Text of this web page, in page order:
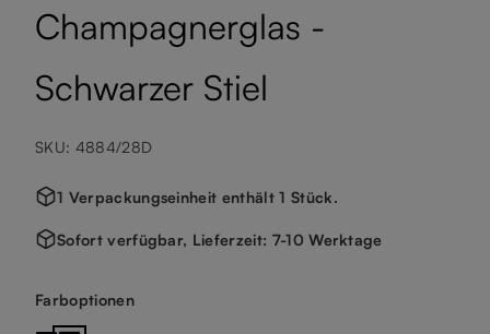
Champagnerglas -
Schwarzer Stiel
SKU: 4884/28D
1 Verpackungseinheit enthält 1 Stück.
Sofort verfügbar, Lieferzeit: 7-10 Werktage
Farboptionenauswählen